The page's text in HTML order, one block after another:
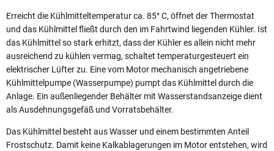
Erreicht die Kühlmitteltemperatur ca. 85° C, öffnet der Thermostat
und das Kühlmittel fließt durch den im Fahrtwind liegenden Kühler. Ist
das Kühlmittel so stark erhitzt, dass der Kühler es allein nicht mehr
ausreichend zu kühlen vermag, schaltet temperaturgesteuert ein
elektrischer Lüfter zu. Eine vom Motor mechanisch angetriebene
Kühlmittelpumpe (Wasserpumpe) pumpt das Kühlmittel durch die
Anlage. Ein außenliegender Behälter mit Wasserstandsanzeige dient
als Ausdehnungsgefäß und Vorratsbehälter.
Das Kühlmittel besteht aus Wasser und einem bestimmten Anteil
Frostschutz. Damit keine Kalkablagerungen im Motor entstehen, wird